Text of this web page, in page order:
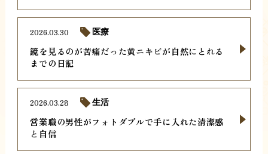
鏡を見るのが苦痛だった黄ニキビが自然にとれる
までの日記
2026.03.30 医療
営業職の男性がフォトダブルで手に入れた清潔感
と自信
2026.03.28 生活